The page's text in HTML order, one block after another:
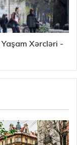
Xərcləri -